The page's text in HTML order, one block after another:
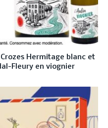
Hermitage blanc et
Fleury en viognier